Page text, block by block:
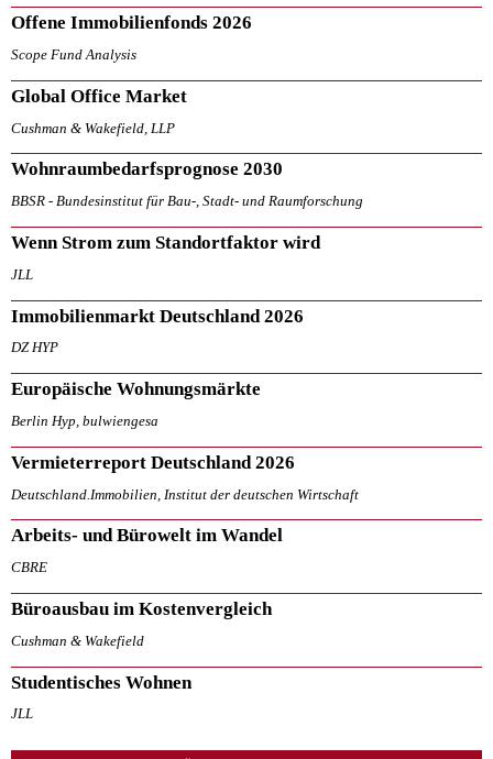
Offene Immobilienfonds 2026
Scope Fund Analysis
Global Office Market
Cushman & Wakefield, LLP
Wohnraumbedarfsprognose 2030
BBSR - Bundesinstitut für Bau-, Stadt- und Raumforschung
Wenn Strom zum Standortfaktor wird
JLL
Immobilienmarkt Deutschland 2026
DZ HYP
Europäische Wohnungsmärkte
Berlin Hyp, bulwiengesa
Vermieterreport Deutschland 2026
Deutschland.Immobilien, Institut der deutschen Wirtschaft
Arbeits- und Bürowelt im Wandel
CBRE
Büroausbau im Kostenvergleich
Cushman & Wakefield
Studentisches Wohnen
JLL